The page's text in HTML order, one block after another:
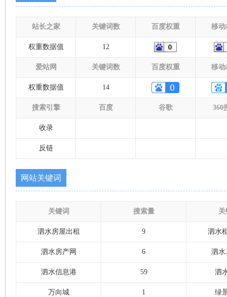
站长之家 关键词数 百度权重 移动
权重数据值 12
爱站网 关键词数 百度权重 移动
权重数据值 14
搜索引擎 百度 谷歌 360
收录
反链
网站关键词
关键词 搜索量 关
泗水房屋出租 9 泗水
泗水房产网 6 泗水
泗水信息港 59 泗
万向城 1 绿